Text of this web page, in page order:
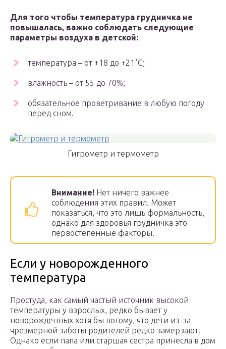
Для того чтобы температура грудничка не
повышалась, важно соблюдать следующие
параметры воздуха в детской:
температура – от +18 до +21˚C;
влажность – от 55 до 70%;
обязательное проветривание в любую погоду
перед сном.
Гигрометр и термометр
Внимание! Нет ничего важнее
соблюдения этих правил. Может
показаться, что это лишь формальность,
однако для здоровья грудничка это
первостепенные факторы.
Если у новорожденного
температура
Простуда, как самый частый источник высокой
температуры у взрослых, редко бывает у
новорожденных хотя бы потому, что дети из-за
чрезмерной заботы родителей редко замерзают.
Однако если папа или старшая сестра принесла в дом